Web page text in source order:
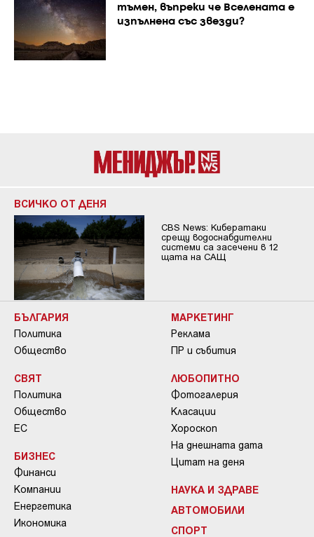
тъмен, въпреки че Вселената е
изпълнена със звезди?
ВСИЧКО ОТ ДЕНЯ
CBS News: Кибератаки
срещу водоснабдителни
системи са засечени в 12
щата на САЩ
БЪЛГАРИЯ
Политика
Общество
СВЯТ
Политика
Общество
ЕС
БИЗНЕС
Финанси
Компании
Енергетика
Икономика
МАРКЕТИНГ
Реклама
ПР и събития
ЛЮБОПИТНО
Фотогалерия
Класации
Хороскоп
На днешната дата
Цитат на деня
НАУКА И ЗДРАВЕ
АВТОМОБИЛИ
СПОРТ